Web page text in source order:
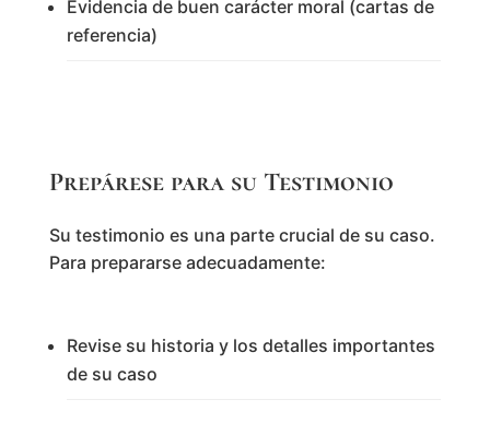
Evidencia de buen carácter moral (cartas de
referencia)
Prepárese para su Testimonio
Su testimonio es una parte crucial de su caso.
Para prepararse adecuadamente:
Revise su historia y los detalles importantes
de su caso